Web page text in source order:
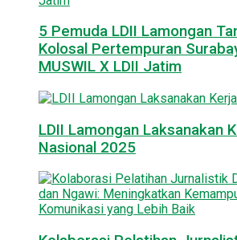
5 Pemuda LDII Lamongan
Kolosal Pertempuran
MUSWIL X LDII Jatim
LDII Lamongan Laksanakan
Nasional 2025